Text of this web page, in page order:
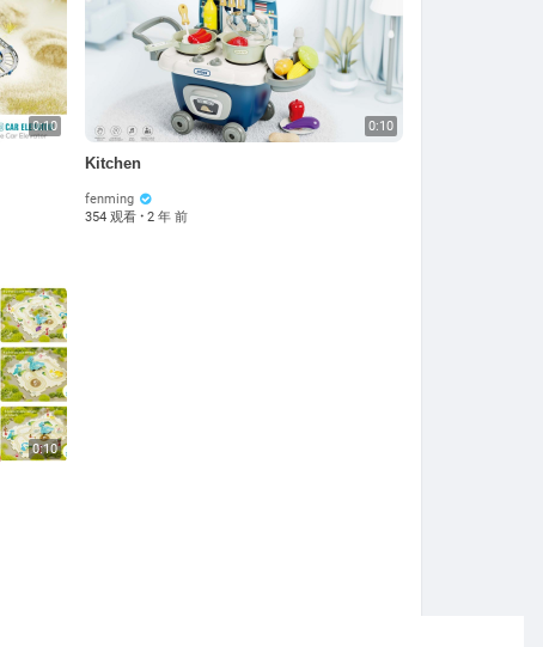
0:10 0:10
Kitchen
fenming
354 观看 · 2 年 前
0:10